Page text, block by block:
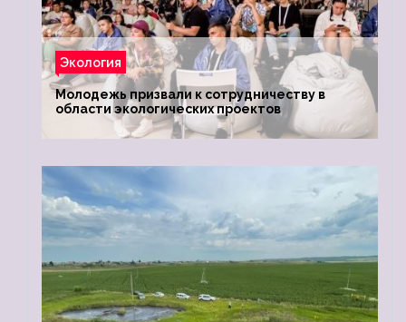
Экология
Молодежь призвали к сотрудничеству в
области экологических проектов